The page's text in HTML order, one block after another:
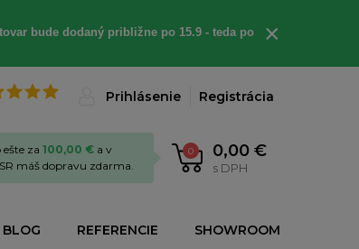
bude dodaný približne po 15.9 - teda po
×
Prihlásenie Registrácia
0 0,00 €
s DPH
za 100,00 € a v
máš dopravu zdarma.
BLOG REFERENCIE SHOWROOM